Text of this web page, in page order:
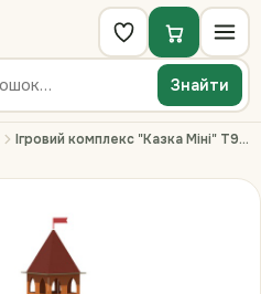
Знайти
Ігровий комплекс "Казка Міні" T923.2